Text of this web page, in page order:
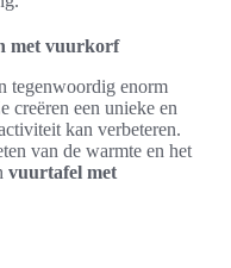
met vuurkorf
tegenwoordig enorm
creëren een unieke en
kan verbeteren.
van de warmte en het
vuurtafel met